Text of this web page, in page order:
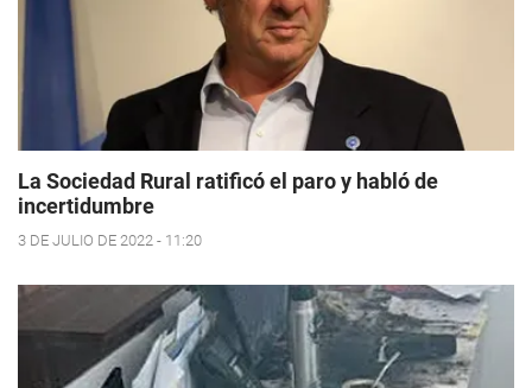
La Sociedad Rural ratificó el paro y habló de
incertidumbre
3 DE JULIO DE 2022 - 11:20